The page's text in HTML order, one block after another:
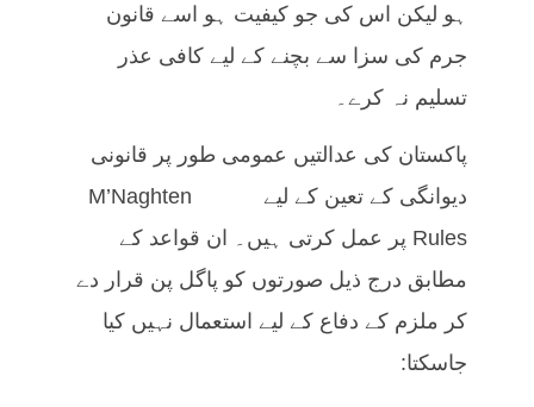
ہو لیکن اس کی جو کیفیت ہو اسے قانون
جرم کی سزا سے بچنے کے لیے کافی عذر
تسلیم نہ کرے۔
پاکستان کی عدالتیں عمومی طور پر قانونی
دیوانگی کے تعین کے لیے M’Naghten
Rules پر عمل کرتی ہیں۔ ان قواعد کے
مطابق درج ذیل صورتوں کو پاگل پن قرار دے
کر ملزم کے دفاع کے لیے استعمال نہیں کیا
جاسکتا: